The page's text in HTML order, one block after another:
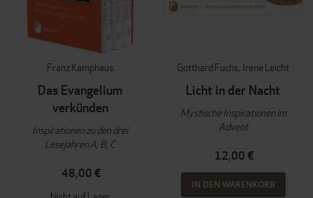
Franz Kamphaus
Das Evangelium
verkünden
Inspirationen zu den drei
Lesejahren A, B, C
48,00 €
Gotthard Fuchs Irene Leicht
Licht in der Nacht
Mystische Inspirationen im
Advent
12,00 €
IN DEN WARENKORB